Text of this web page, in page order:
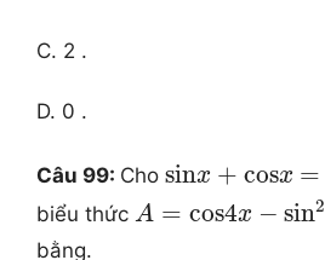
C. 2 .
D. 0 .
Câu 99: Cho sinx + cosx =
biểu thức A = cos4x − sin2
bằng.